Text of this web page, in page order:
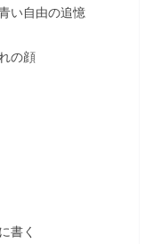
い自由の追憶
の顔
書く